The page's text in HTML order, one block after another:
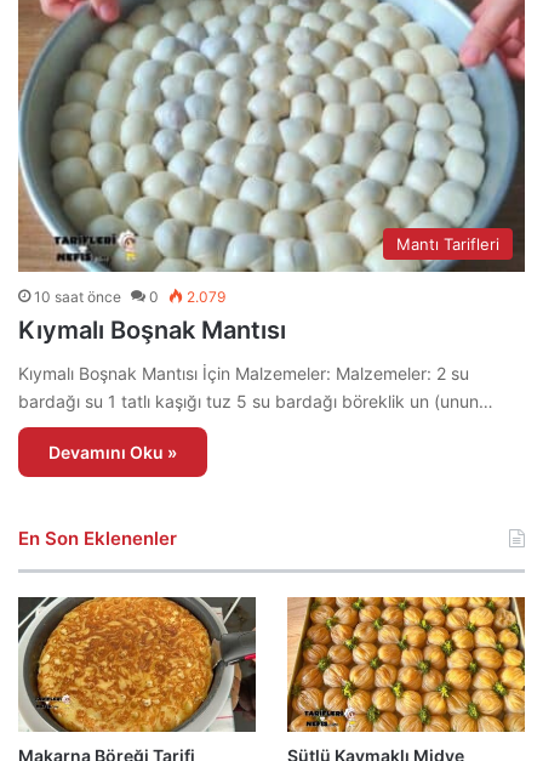
Mantı Tarifleri
10 saat önce 0 2.079
Kıymalı Boşnak Mantısı
Kıymalı Boşnak Mantısı İçin Malzemeler: Malzemeler: 2 su
bardağı su 1 tatlı kaşığı tuz 5 su bardağı böreklik un (unun…
Devamını Oku »
En Son Eklenenler
Makarna Böreği Tarifi Sütlü Kaymaklı Midye